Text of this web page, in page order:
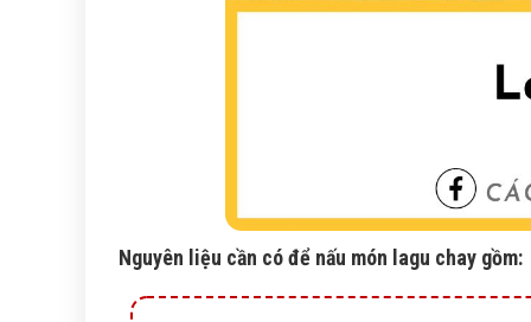
Nguyên liệu cần có để nấu món lagu chay gồm: